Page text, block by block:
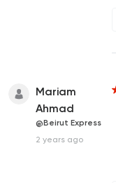
Mariam
Ahmad
@Beirut Express
2 years ago